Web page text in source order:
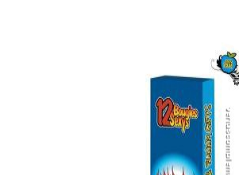
AÑADIR
AL